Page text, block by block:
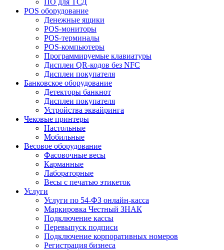
ПО для ТСД
POS оборудование
Денежные ящики
POS-мониторы
POS-терминалы
POS-компьютеры
Программируемые клавиатуры
Дисплеи QR-кодов без NFC
Дисплеи покупателя
Банковское оборудование
Детекторы банкнот
Дисплеи покупателя
Устройства эквайринга
Чековые принтеры
Настольные
Мобильные
Весовое оборудование
Фасовочные весы
Карманные
Лабораторные
Весы с печатью этикеток
Услуги
Услуги по 54-ФЗ онлайн-касса
Маркировка Честный ЗНАК
Подключение кассы
Перевыпуск подписи
Подключение корпоративных номеров
Регистрация бизнеса